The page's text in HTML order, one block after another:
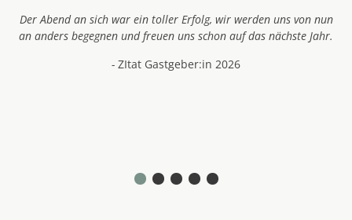
nun
Mir hat es besonders gut gefallen, dass es eine entspannte
Atmosphäre gab und das Fest eine schöne Gelegenheit war mit